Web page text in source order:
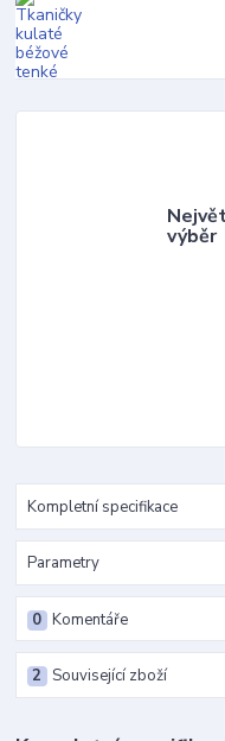
výběr
Kompletní specifikace
Parametry
Komentáře
0
Související zboží
2